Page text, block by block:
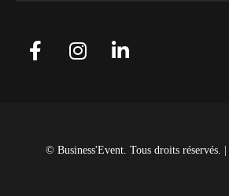
© Business'Event. Tous droits réservés. |